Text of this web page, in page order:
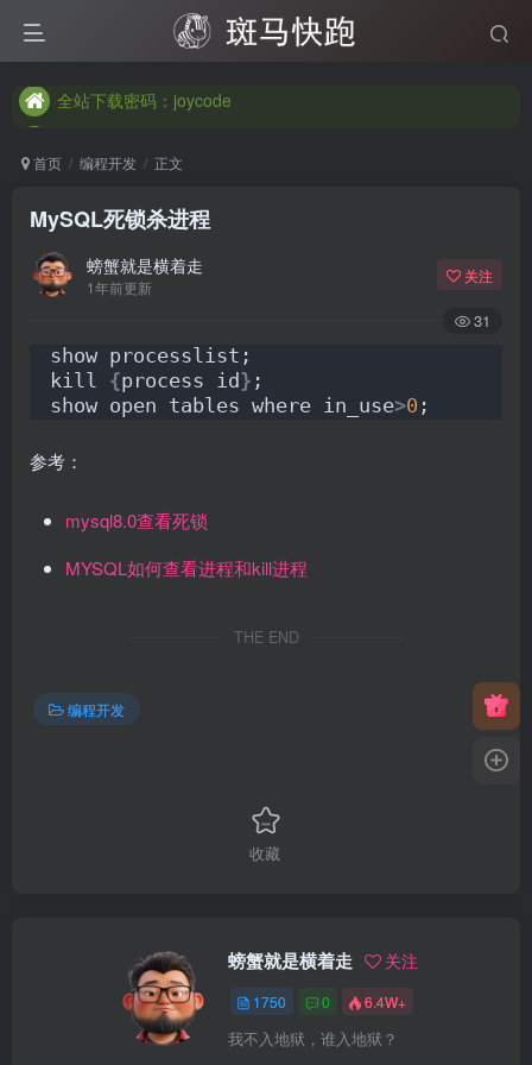
全站下载密码：joycode
首页 编程开发 正文
MySQL死锁杀进程
螃蟹就是横着走
1年前更新
关注
31
show processlist;
kill {process id } ;
show open tables where in_use>0 ;
参考：
mysql8.0查看死锁
MYSQL如何查看进程和kill进程
THE END
编程开发
收藏
螃蟹就是横着走 关注
1750 0 6.4W+
我不入地狱，谁入地狱？